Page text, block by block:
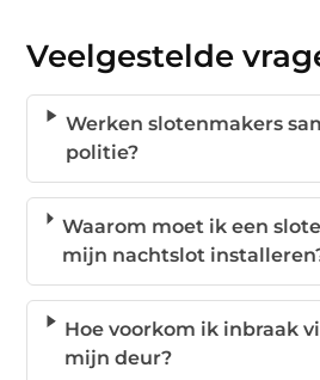
Veelgestelde
Werken slotenmakers
politie?
Waarom moet ik een
mijn nachtslot
Hoe voorkom ik inbraak
mijn deur?